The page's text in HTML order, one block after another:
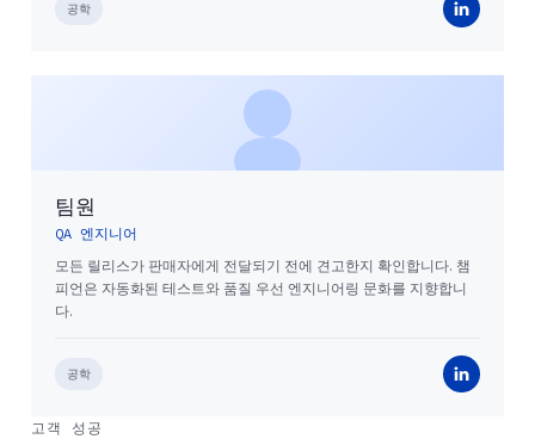
공학
팀원
QA 엔지니어
모든 릴리스가 판매자에게 전달되기 전에 견고한지 확인합니다. 챔
피언은 자동화된 테스트와 품질 우선 엔지니어링 문화를 지향합니
다.
공학
고객 성공